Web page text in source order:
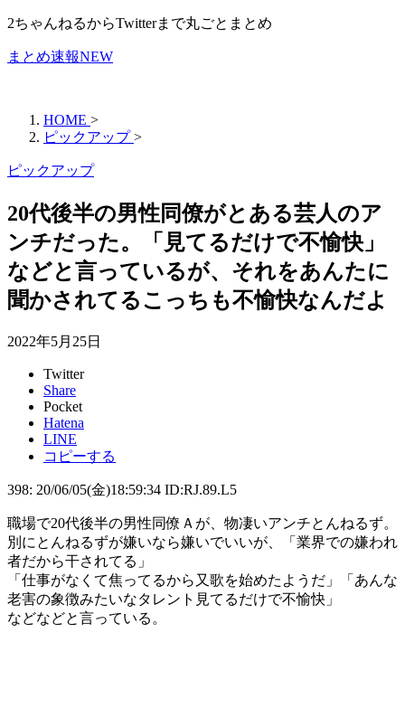
2ちゃんねるからTwitterまで丸ごとまとめ
まとめ速報NEW
HOME >
ピックアップ >
ピックアップ
20代後半の男性同僚がとある芸人のア
ンチだった。「見てるだけで不愉快」
などと言っているが、それをあんたに
聞かされてるこっちも不愉快なんだよ
2022年5月25日
Twitter
Share
Pocket
Hatena
LINE
コピーする
398: 20/06/05(金)18:59:34 ID:RJ.89.L5
職場で20代後半の男性同僚Ａが、物凄いアンチとんねるず。
別にとんねるずが嫌いなら嫌いでいいが、「業界での嫌われ
者だから干されてる」
「仕事がなくて焦ってるから又歌を始めたようだ」「あんな
老害の象徴みたいなタレント見てるだけで不愉快」
などなどと言っている。